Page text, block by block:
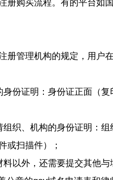
册购买流程。有的平台如
册管理机构的规定，用户
份证明： 身份证正面 （复
组织、机构的身份证明：组
或扫描件）；
以外，还需要提交其他与